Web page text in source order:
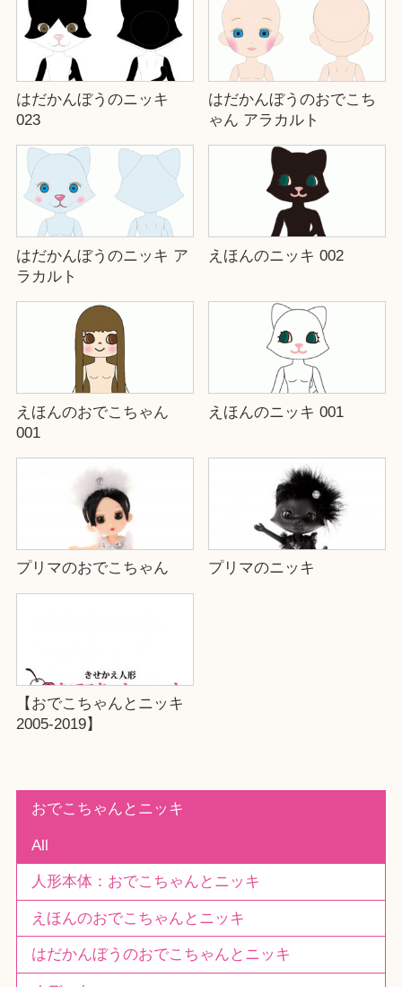
はだかんぼうのニッキ
023
はだかんぼうのおでこち
ゃん アラカルト
はだかんぼうのニッキ ア
ラカルト
えほんのニッキ 002
えほんのおでこちゃん
001
えほんのニッキ 001
プリマのおでこちゃん プリマのニッキ
【おでこちゃんとニッキ
2005-2019】
おでこちゃんとニッキ
All
人形本体：おでこちゃんとニッキ
えほんのおでこちゃんとニッキ
はだかんぼうのおでこちゃんとニッキ